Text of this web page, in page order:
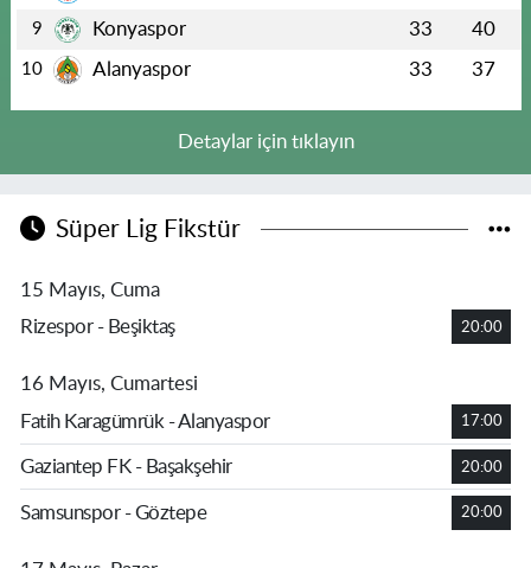
9 Konyaspor 33 40
10 Alanyaspor 33 37
Detaylar için tıklayın
Süper Lig Fikstür
15 Mayıs, Cuma
Rizespor - Beşiktaş
20:00
16 Mayıs, Cumartesi
Fatih Karagümrük - Alanyaspor
17:00
Gaziantep FK - Başakşehir 20:00
Samsunspor - Göztepe 20:00